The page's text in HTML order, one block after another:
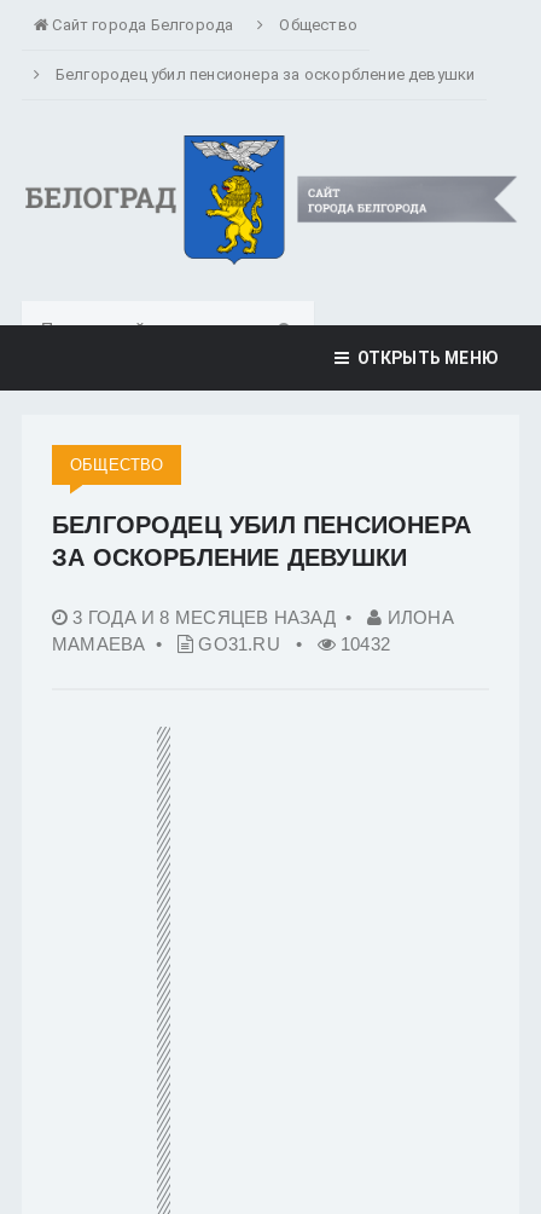
Сайт города Белгорода Общество
Белгородец убил пенсионера за оскорбление девушки
ОТКРЫТЬ МЕНЮ
ОБЩЕСТВО
БЕЛГОРОДЕЦ УБИЛ ПЕНСИОНЕРА
ЗА ОСКОРБЛЕНИЕ ДЕВУШКИ
3 ГОДА И 8 МЕСЯЦЕВ НАЗАД •
ИЛОНА
МАМАЕВА •
GO31.RU • 10432